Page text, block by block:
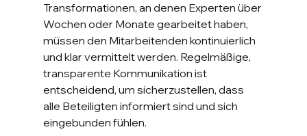
Transformationen, an denen Experten über
Wochen oder Monate gearbeitet haben,
müssen den Mitarbeitenden kontinuierlich
und klar vermittelt werden. Regelmäßige,
transparente Kommunikation ist
entscheidend, um sicherzustellen, dass
alle Beteiligten informiert sind und sich
eingebunden fühlen.